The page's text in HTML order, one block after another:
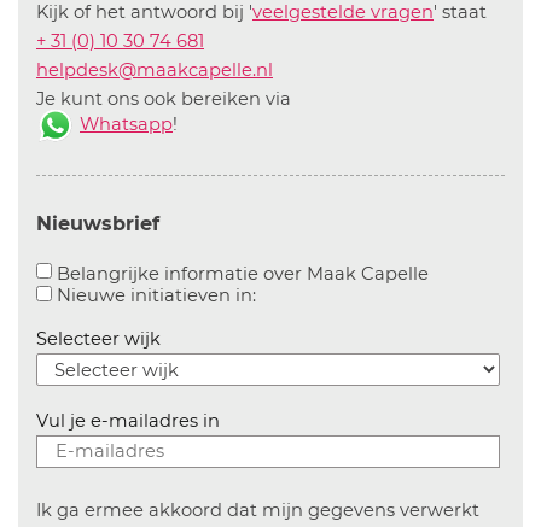
Kijk of het antwoord bij 'veelgestelde vragen' staat
+ 31 (0) 10 30 74 681
helpdesk@maakcapelle.nl
Je kunt ons ook bereiken via
Whatsapp!
Nieuwsbrief
Belangrijke informatie over Maak CapelleAanvinken
Nieuwe initiatieven in:Aanvinken om informatie over
Selecteer wijk
Vul je e-mailadres in
Ik ga ermee akkoord dat mijn gegevens verwerkt